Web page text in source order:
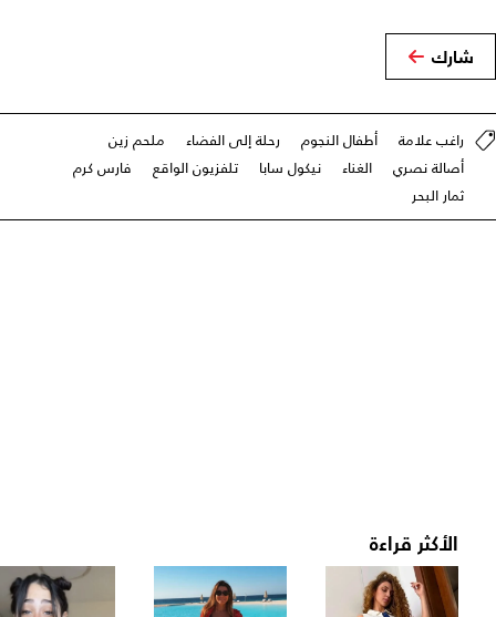
شارك
راغب علامة أطفال النجوم رحلة إلى الفضاء
ملحم زين
أصالة نصري
الغناء نيكول سابا تلفزيون الواقع
فارس كرم
ثمار البحر
الأكثر قراءة